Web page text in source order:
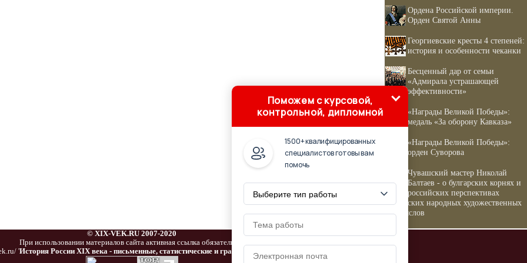
Ордена Российской империи.
Орден Святой Анны
Георгиевские кресты 4 степеней:
история и особенности чеканки
Бесценный дар от семьи
«Адмирала устрашающей
эффективности»
«Награды Великой Победы»:
медаль «За оборону Кавказа»
«Награды Великой Победы»:
орден Суворова
Чувашский мастер Николай
Балтаев - о булгарских корнях и
российских перспективах
чувашских народных художественных
промыслов
© XIX-VEK.RU 2007-2020
При использовании материалов сайта активная ссылка обязательна:
'История России XIX века - письменные, статистические и графические источники
Поможем с курсовой,
контрольной, дипломной
1500+ квалифицированных
специалистов готовы вам
помочь